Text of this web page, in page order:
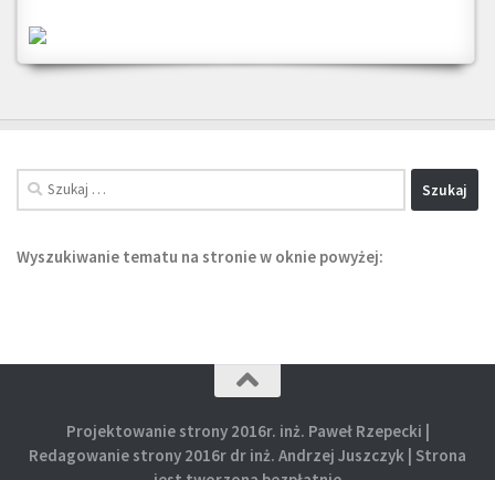
Szukaj:
Wyszukiwanie tematu na stronie w oknie powyżej:
Projektowanie strony 2016r. inż. Paweł Rzepecki |
Redagowanie strony 2016r dr inż. Andrzej Juszczyk | Strona